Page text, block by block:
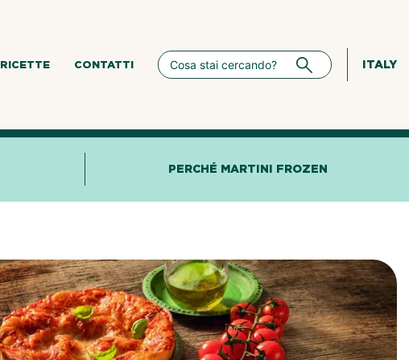
RICETTE CONTATTI ITALY
PERCHÉ MARTINI FROZEN